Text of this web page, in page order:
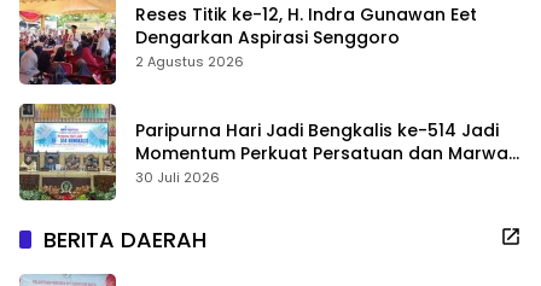
Reses Titik ke-12, H. Indra Gunawan Eet
Dengarkan Aspirasi Senggoro
2 Agustus 2026
Paripurna Hari Jadi Bengkalis ke-514 Jadi
Momentum Perkuat Persatuan dan Marwah
Negeri
30 Juli 2026
BERITA DAERAH